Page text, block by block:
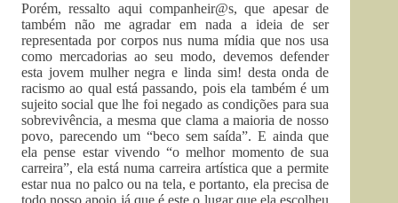
Porém, ressalto aqui companheir@s, que apesar de
também não me agradar em nada a ideia de ser
representada por corpos nus numa mídia que nos usa
como mercadorias ao seu modo, devemos defender
esta jovem mulher negra e linda sim! desta onda de
racismo ao qual está passando, pois ela também é um
sujeito social que lhe foi negado as condições para sua
sobrevivência, a mesma que clama a maioria de nosso
povo, parecendo um “beco sem saída”. E ainda que
ela pense estar vivendo “o melhor momento de sua
carreira”, ela está numa carreira artística que a permite
estar nua no palco ou na tela, e portanto, ela precisa de